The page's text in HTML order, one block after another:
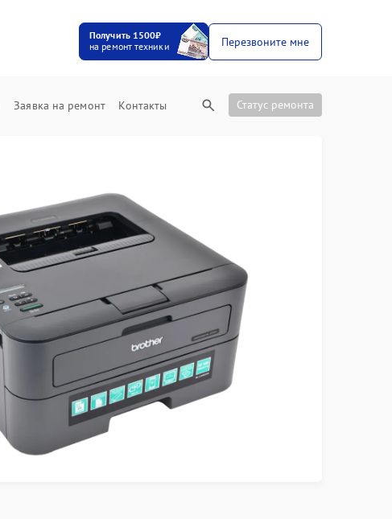
Получить 1500₽
на ремонт техники
Перезвоните мне
Заявка на ремонт Контакты Статус ремонта